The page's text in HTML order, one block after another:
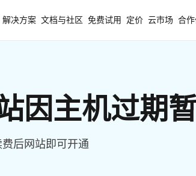
解决方案 文档与社区 免费试用 定价 云市场 合
因主机过期
后网站即可开通